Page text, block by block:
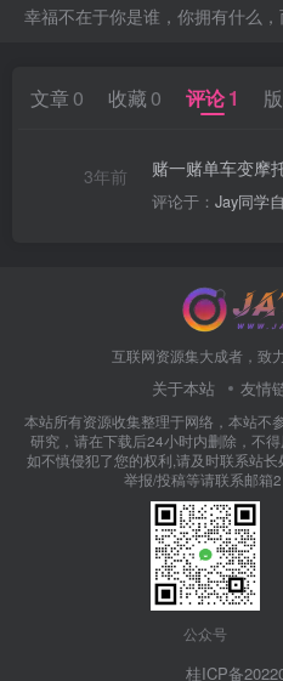
幸福不在于你是谁，你拥有什么
文章 0 收藏 0 评论1
3年前 赌一赌单车变摩
评论于： Jay同学自
互联网资源集大成者，致
关于本站 友情
本站所有资源收集整理于网络，本站不
研究，请在下载后24小时内删除，不
如不慎侵犯了您的权利,请及时联系站
举报/投稿等请联系邮箱
公众号
桂ICP备